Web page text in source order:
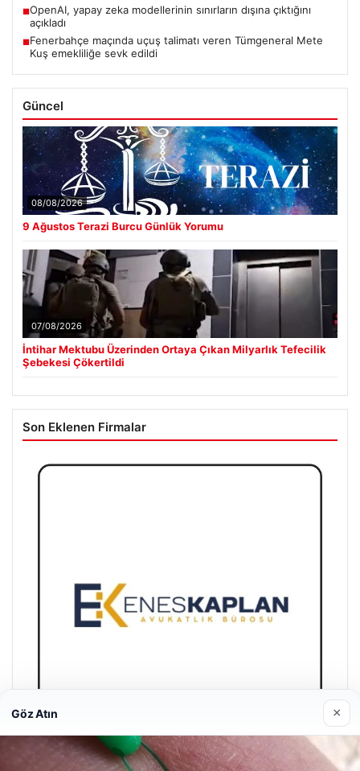
■OpenAI, yapay zeka modellerinin sınırların dışına çıktığını
açıkladı
■Fenerbahçe maçında uçuş talimatı veren Tümgeneral Mete
Kuş emekliliğe sevk edildi
Güncel
08/08/2026
9 Ağustos Terazi Burcu Günlük Yorumu
07/08/2026
İntihar Mektubu Üzerinden Ortaya Çıkan Milyarlık Tefecilik
Şebekesi Çökertildi
Son Eklenen Firmalar
Göz Atın ×